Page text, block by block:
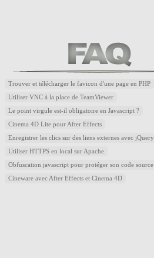
Trouver et télécharger le favicon d'une page en PHP
Utiliser VNC à la place de TeamViewer
Le point virgule est-il obligatoire en Javascript ?
Cinema 4D Lite pour After Effects
Enregistrer les clics sur des liens externes avec jQuery
Utiliser HTTPS en local sur Apache
Obfuscation javascript pour protéger son code source
Cineware avec After Effects et Cinema 4D